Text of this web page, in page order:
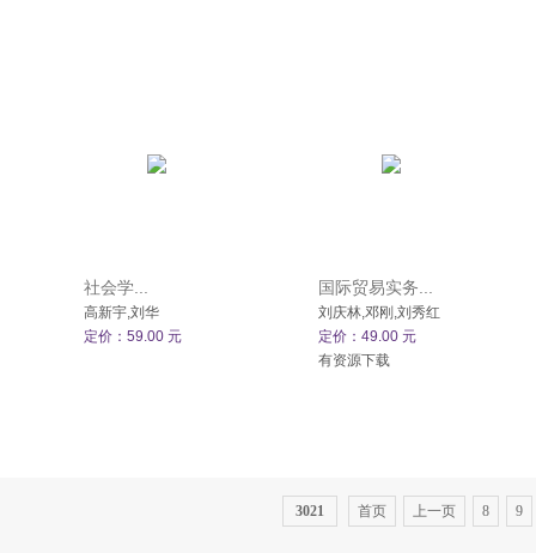
社会学...
高新宇,刘华
定价：59.00 元
国际贸易实务...
刘庆林,邓刚,刘秀红
定价：49.00 元
有资源下载
3021 首页 上一页 8 9